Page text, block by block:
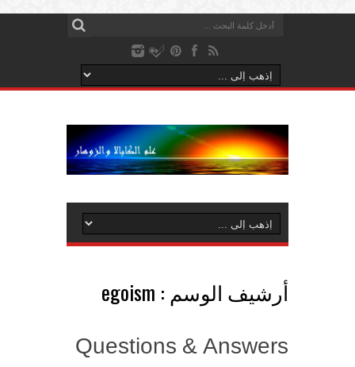
أرشيف الوسم : egoism
Questions & Answers